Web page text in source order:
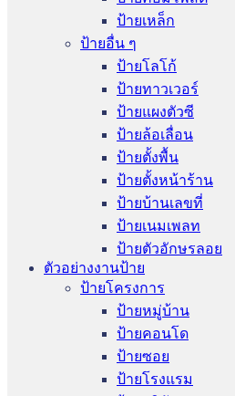
ป้ายเหล็ก
ป้ายอื่น ๆ
ป้ายโลโก้
ป้ายทาวเวอร์
ป้ายแผงตัวซี
ป้ายล้อเลื่อน
ป้ายตั้งพื้น
ป้ายตั้งหน้าร้าน
ป้ายบ้านเลขที่
ป้ายเนมเพลท
ป้ายตัวอักษรลอย
ตัวอย่างงานป้าย
ป้ายโครงการ
ป้ายหมู่บ้าน
ป้ายคอนโด
ป้ายซอย
ป้ายโรงแรม